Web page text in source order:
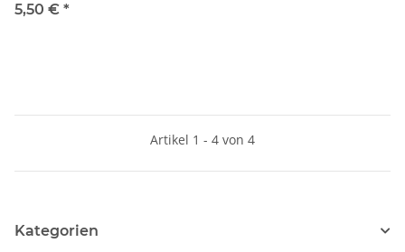
5,50 € *
Artikel 1 - 4 von 4
Kategorien